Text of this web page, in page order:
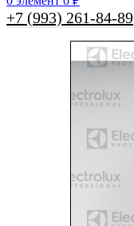
+7 (993) 261-84-89